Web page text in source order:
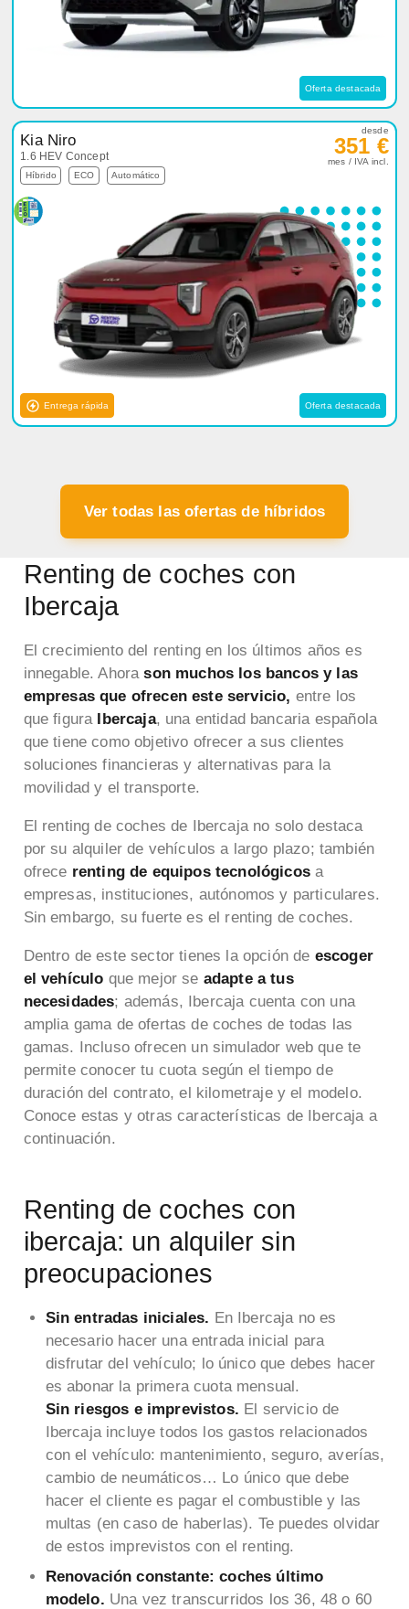
Oferta destacada
Kia Niro
1.6 HEV Concept
Híbrido ECO Automático
desde
351 €
mes / IVA incl.
Entrega rápida Oferta destacada
Ver todas las ofertas de híbridos
Renting de coches con
Ibercaja
El crecimiento del renting en los últimos años es
innegable. Ahorason muchos los bancos y las
empresas que ofrecen este servicio, entre los
que figura
Ibercaja, una entidad bancaria española
que tiene como objetivo ofrecer a sus clientes
soluciones financieras y alternativas para la
movilidad y el transporte.
El renting de coches de Ibercaja no solo destaca
por su alquiler de vehículos a largo plazo; también
ofrece renting de equipos tecnológicosa
empresas, instituciones, autónomos y particulares.
Sin embargo, su fuerte es el renting de coches.
Dentro de este sector tienes la opción de escoger
el vehículo que mejor se adapte a tus
necesidades; además, Ibercaja cuenta con una
amplia gama de ofertas de coches de todas las
gamas. Incluso ofrecen un simulador web que te
permite conocer tu cuota según el tiempo de
duración del contrato, el kilometraje y el modelo.
Conoce estas y otras características de Ibercaja a
continuación.
Renting de coches con
ibercaja: un alquiler sin
preocupaciones
Sin entradas iniciales. En Ibercaja no es
necesario hacer una entrada inicial para
disfrutar del vehículo; lo único que debes hacer
es abonar la primera cuota mensual.
Sin riesgos e imprevistos. El servicio de
Ibercaja incluye todos los gastos relacionados
con el vehículo: mantenimiento, seguro, averías,
cambio de neumáticos… Lo único que debe
hacer el cliente es pagar el combustible y las
multas (en caso de haberlas). Te puedes olvidar
de estos imprevistos con el renting.
Renovación constante: coches último
modelo. Una vez transcurridos los 36, 48 o 60